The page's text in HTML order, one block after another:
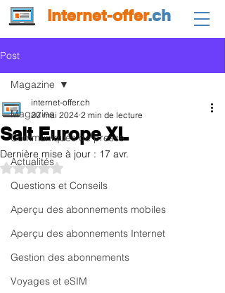
internet-offer.ch
Post
Magazine
Communiqués de presse
Actualités
Questions et Conseils
Aperçu des abonnements mobiles
Aperçu des abonnements Internet
Gestion des abonnements
Voyages et eSIM
Magazine
Salt Europe XL
internet-offer.ch
20 mai 2024 2 min de lecture
Dernière mise à jour : 17 avr.
Noté NaN étoiles sur 5.